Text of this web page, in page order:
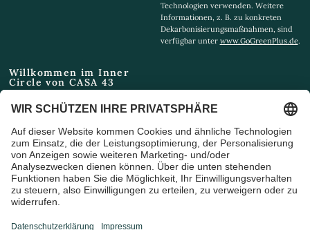
Technologien verwenden. Weitere
Informationen, z. B. zu konkreten
Dekarbonisierungsmaßnahmen, sind
verfügbar unter www.GoGreenPlus.de.
Willkommen im Inner
Circle von CASA 43
Email
Ich bin damit einverstanden,
Marketing-E-Mails und
Sonderangebote zu erhalten